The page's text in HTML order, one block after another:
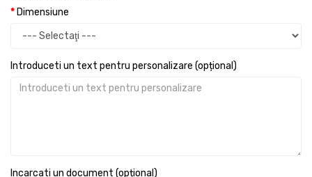
Dimensiune
Introduceti un text pentru personalizare (opțional)
Incarcati un document (opțional)